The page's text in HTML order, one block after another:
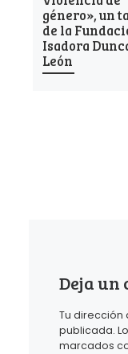
género», un
de la
Isadora
León
Deja un
Tu dirección
publicada.
marcados